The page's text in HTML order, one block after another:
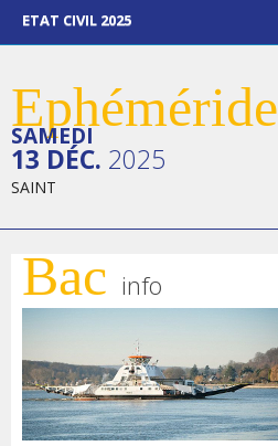
ETAT CIVIL 2025
Ephéméride
SAMEDI
13 DÉC. 2025
SAINT
Bac info